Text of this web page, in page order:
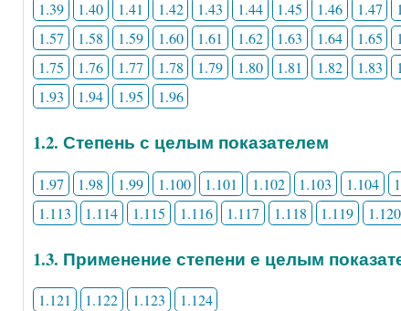
1.39
1.40 1.41 1.42 1.43 1.44 1.45 1.46 1.47
1.57
1.58 1.59 1.60 1.61 1.62 1.63 1.64 1.65
1.75
1.76 1.77 1.78 1.79 1.80 1.81 1.82 1.83
1.93
1.94 1.95 1.96
1.2. Степень с целым показателем
1.97 1.98 1.99 1.100 1.101 1.102 1.103 1.104
1.113
1.114 1.115 1.116 1.117 1.118 1.119 1.120
1.3. Применение степени е целым
1.121 1.122 1.123
1.124